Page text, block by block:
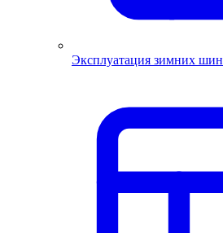
Эксплуатация зимних шин